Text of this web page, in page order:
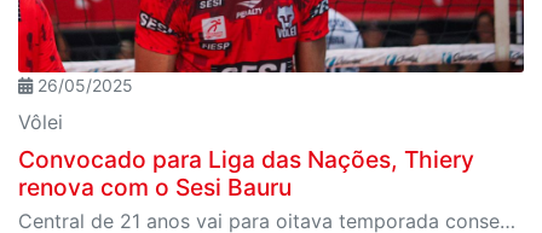
26/05/2025
Vôlei
Convocado para Liga das Nações, Thiery
renova com o Sesi Bauru
Central de 21 anos vai para oitava temporada consecutiva no Sesi-SP